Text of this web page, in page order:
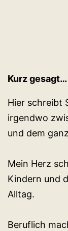
Kurz gesagt…
Hier schreibt
irgendwo
und dem
Mein Herz
Kindern und
Alltag.
Beruflich